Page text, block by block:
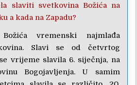
slaviti svetkovina Božića na
a kada na Zapadu?
vremenski najmlađa
Slavi se od četvrtog
vrijeme slavila 6. siječnja, na
Bogojavljenja. U samim